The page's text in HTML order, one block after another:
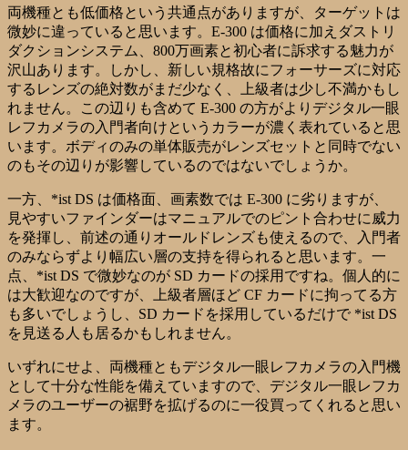
両機種とも低価格という共通点がありますが、ターゲットは
微妙に違っていると思います。E-300 は価格に加えダストリ
ダクションシステム、800万画素と初心者に訴求する魅力が
沢山あります。しかし、新しい規格故にフォーサーズに対応
するレンズの絶対数がまだ少なく、上級者は少し不満かもし
れません。この辺りも含めて E-300 の方がよりデジタル一眼
レフカメラの入門者向けというカラーが濃く表れていると思
います。ボディのみの単体販売がレンズセットと同時でない
のもその辺りが影響しているのではないでしょうか。
一方、*ist DS は価格面、画素数では E-300 に劣りますが、
見やすいファインダーはマニュアルでのピント合わせに威力
を発揮し、前述の通りオールドレンズも使えるので、入門者
のみならずより幅広い層の支持を得られると思います。一
点、*ist DS で微妙なのが SD カードの採用ですね。個人的に
は大歓迎なのですが、上級者層ほど CF カードに拘ってる方
も多いでしょうし、SD カードを採用しているだけで *ist DS
を見送る人も居るかもしれません。
いずれにせよ、両機種ともデジタル一眼レフカメラの入門機
として十分な性能を備えていますので、デジタル一眼レフカ
メラのユーザーの裾野を拡げるのに一役買ってくれると思い
ます。